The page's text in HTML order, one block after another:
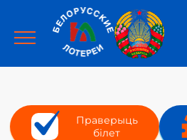
Праверыць
білет